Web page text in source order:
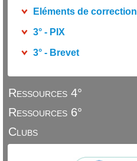
Eléments de correction
3° - PIX
3° - Brevet
Ressources 4°
Ressources 6°
Clubs